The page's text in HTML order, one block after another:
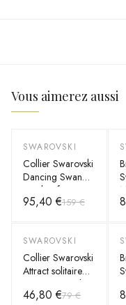
Vous aimerez aussi
-40%
SWAROVSKI
Collier Swarovski
Dancing Swan
pendentif cygne
en métal rhodié
95,40 €159 €
-
-40%
SWAROVSKI
Collier Swarovski
Attract solitaire
carré en métal
rhodié
46,80 €79 €
-